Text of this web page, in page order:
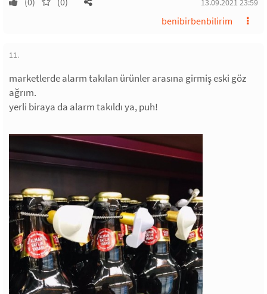
13.09.2021 23:59
benibirbenbilirim
11.
marketlerde alarm takılan ürünler arasına girmiş eski göz
ağrım.
yerli biraya da alarm takıldı ya, puh!